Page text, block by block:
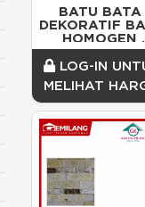
BATU BATA
DEKORATIF
HOMOGEN
HOLLAND
BLOOM/
LOG-IN
MELIHAT